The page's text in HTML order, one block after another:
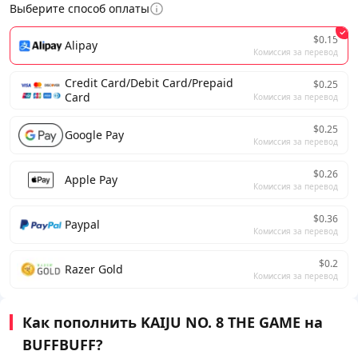
Выберите способ оплаты
Alipay $0.15
Комиссия за перевод
Credit Card/Debit Card/Prepaid
Card
$0.25
Комиссия за перевод
Google Pay $0.25
Комиссия за перевод
Apple Pay $0.26
Комиссия за перевод
Paypal $0.36
Комиссия за перевод
Razer Gold $0.2
Комиссия за перевод
Как пополнить KAIJU NO. 8 THE GAME на
BUFFBUFF?